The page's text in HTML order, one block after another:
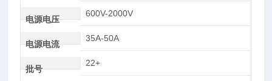
电源电压
600V-2000V
电源电流
35A-50A
批号
22+